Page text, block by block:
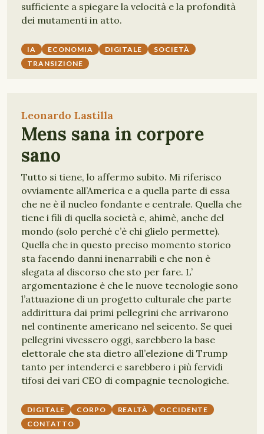
sufficiente a spiegare la velocità e la profondità
dei mutamenti in atto.
IA ECONOMIA DIGITALE
SOCIETÀ
TRANSIZIONE
Leonardo Lastilla
Mens sana in corpore
sano
Tutto si tiene, lo affermo subito. Mi riferisco
ovviamente all’America e a quella parte di essa
che ne è il nucleo fondante e centrale. Quella che
tiene i fili di quella società e, ahimè, anche del
mondo (solo perché c’è chi glielo permette).
Quella che in questo preciso momento storico
sta facendo danni inenarrabili e che non è
slegata al discorso che sto per fare. L’
argomentazione è che le nuove tecnologie sono
l’attuazione di un progetto culturale che parte
addirittura dai primi pellegrini che arrivarono
nel continente americano nel seicento. Se quei
pellegrini vivessero oggi, sarebbero la base
elettorale che sta dietro all’elezione di Trump
tanto per intenderci e sarebbero i più fervidi
tifosi dei vari CEO di compagnie tecnologiche.
DIGITALE CORPO REALTÀ
OCCIDENTE
CONTATTO